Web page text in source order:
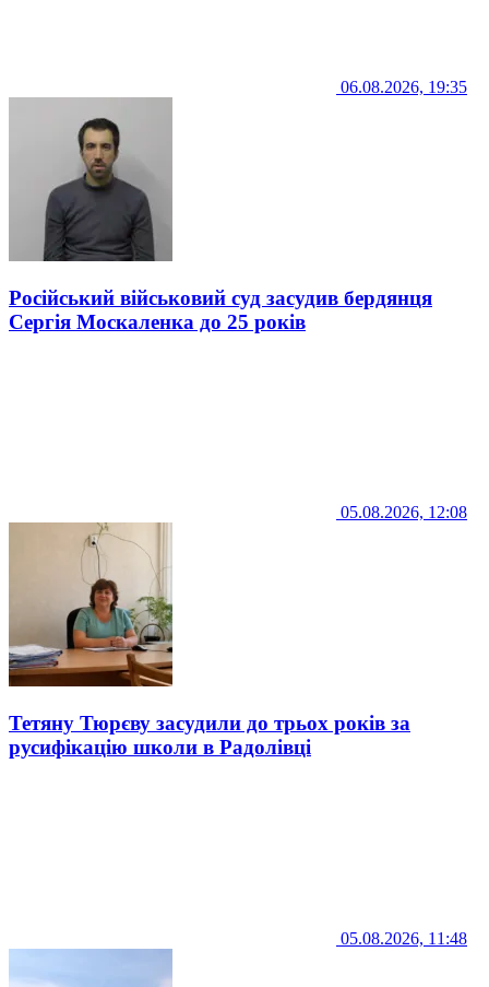
06.08.2026, 19:35
Російський військовий суд засудив бердянця
Сергія Москаленка до 25 років
05.08.2026, 12:08
Тетяну Тюрєву засудили до трьох років за
русифікацію школи в Радолівці
05.08.2026, 11:48